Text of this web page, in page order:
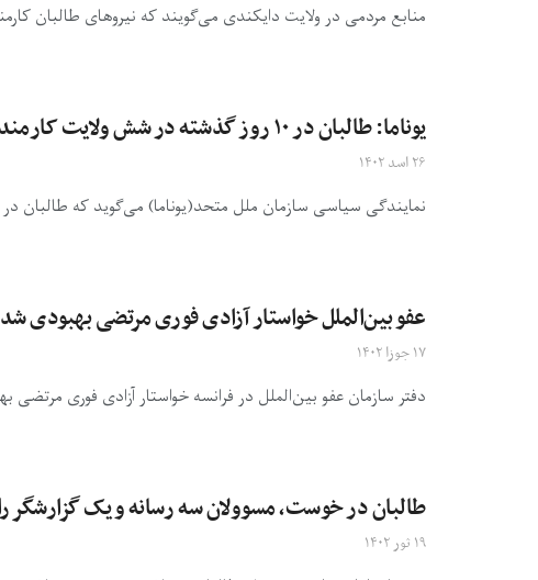
منابع مردمی در ولایت دایکندی می‌گویند که نیروهای طالبان
یوناما: طالبان در ۱۰ روز گذشته در شش ولایت کارمندان رسانه‌ای را بازداشت کرده‌اند
۲۶ اسد ۱۴۰۲
نمایندگی سیاسی سازمان ملل متحد(یوناما) می‌گوید که طالبان در ۱۰ روز گذشته، کارمندان رسانه‌ای را از در شش ولایت‌ مختلف ...
عفو بین‌الملل خواستار آزادی فوری مرتضی بهبودی شد
۱۷ جوزا ۱۴۰۲
دفتر سازمان عفو بین‌الملل در فرانسه خواستار آزادی فوری مرتضی
طالبان در خوست، مسوولان سه رسانه و یک گزارشگر
۱۹ ثور ۱۴۰۲